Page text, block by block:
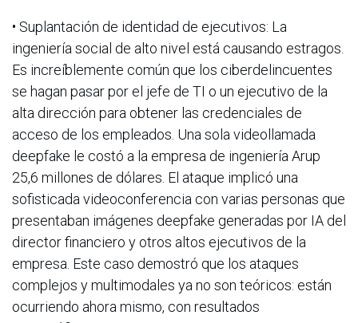
• Suplantación de identidad de ejecutivos: La
ingeniería social de alto nivel está causando estragos.
Es increíblemente común que los ciberdelincuentes
se hagan pasar por el jefe de TI o un ejecutivo de la
alta dirección para obtener las credenciales de
acceso de los empleados. Una sola videollamada
deepfake le costó a la empresa de ingeniería Arup
25,6 millones de dólares. El ataque implicó una
sofisticada videoconferencia con varias personas que
presentaban imágenes deepfake generadas por IA del
director financiero y otros altos ejecutivos de la
empresa. Este caso demostró que los ataques
complejos y multimodales ya no son teóricos: están
ocurriendo ahora mismo, con resultados